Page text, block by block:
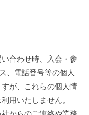
合わせ時、入会・参
、電話番号等の個人
が、これらの個人情
用いたしません。